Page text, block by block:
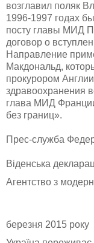
возглавил поляк
1996-1997 годах
посту главы МИД
договор о
Направление
Макдональд,
прокурором
здравоохранения
глава МИД
без границ».
Прес-служба
Віденська
Агентство з
березня 2015 року